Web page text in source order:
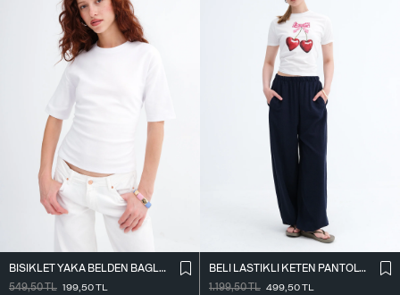
BISIKLET YAKA BELDEN BAĞLAMALI T-SHIRT P261071
549,50TL 199,50TL
BELI LASTIKLI KETEN PANTOLON PN18273
1.199,50TL 499,50TL